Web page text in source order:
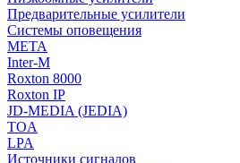
Предварительные усилители
Системы оповещения
МЕТА
Inter-M
Roxton 8000
Roxton IP
JD-MEDIA (JEDIA)
TOA
LPA
Источники сигналов